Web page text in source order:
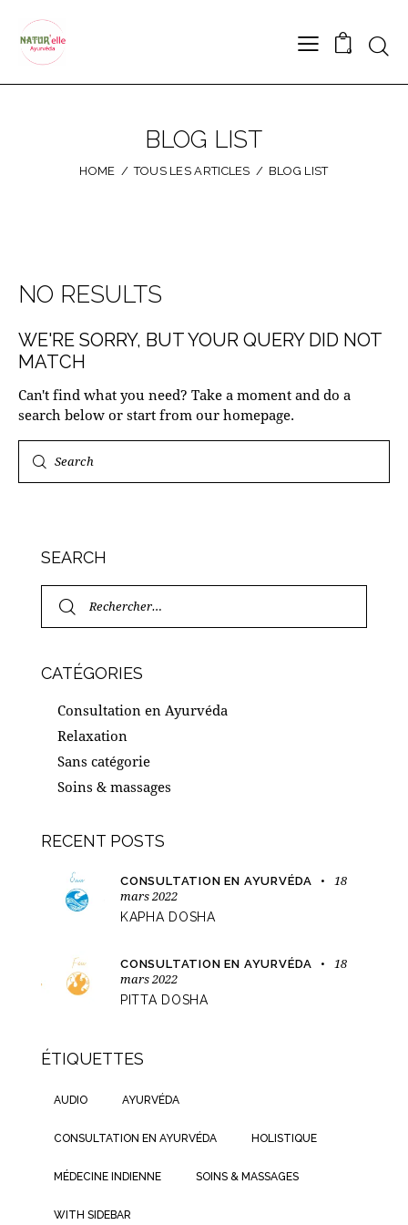
0
BLOG LIST
HOME TOUS LES ARTICLES BLOG LIST
NO RESULTS
WE'RE SORRY, BUT YOUR QUERY DID NOT
MATCH
Can't find what you need? Take a moment and do a
search below or start from our homepage.
Search
SEARCH
Rechercher :
CATÉGORIES
Consultation en Ayurvéda
Relaxation
Sans catégorie
Soins & massages
RECENT POSTS
CONSULTATION EN AYURVÉDA
18
mars 2022
KAPHA DOSHA
CONSULTATION EN AYURVÉDA
18
mars 2022
PITTA DOSHA
ÉTIQUETTES
AUDIO AYURVÉDA
CONSULTATION EN AYURVÉDA HOLISTIQUE
MÉDECINE INDIENNE SOINS & MASSAGES
WITH SIDEBAR